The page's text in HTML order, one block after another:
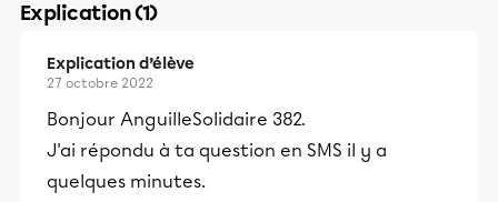
Explication (1)
Explication d’élève
27 octobre 2022
Bonjour AnguilleSolidaire 382.
J'ai répondu à ta question en SMS il y a
quelques minutes.